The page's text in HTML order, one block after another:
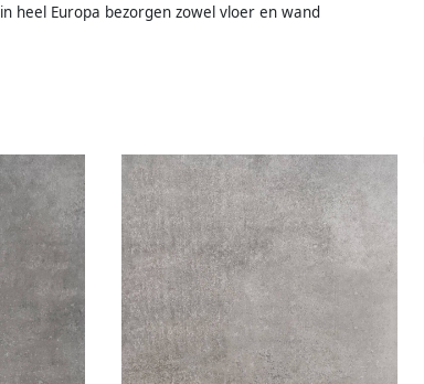
heel Europa bezorgen zowel vloer en wand